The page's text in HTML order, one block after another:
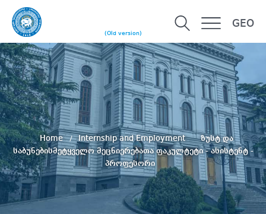
(Old version)
GEO
Home Internship and Employment
ზუსტ და
საბუნებისმეტყველო მეცნიერებათა ფაკულტეტი - ასისტენტ -
პროფესორი